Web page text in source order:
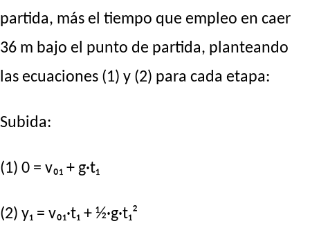
partida, más el tiempo que empleo en caer
36 m bajo el punto de partida, planteando
las ecuaciones (1) y (2) para cada etapa:
Subida:
(1) 0 = v₀₁ + g·t₁
(2) y₁ = v₀₁·t₁ + ½·g·t₁²